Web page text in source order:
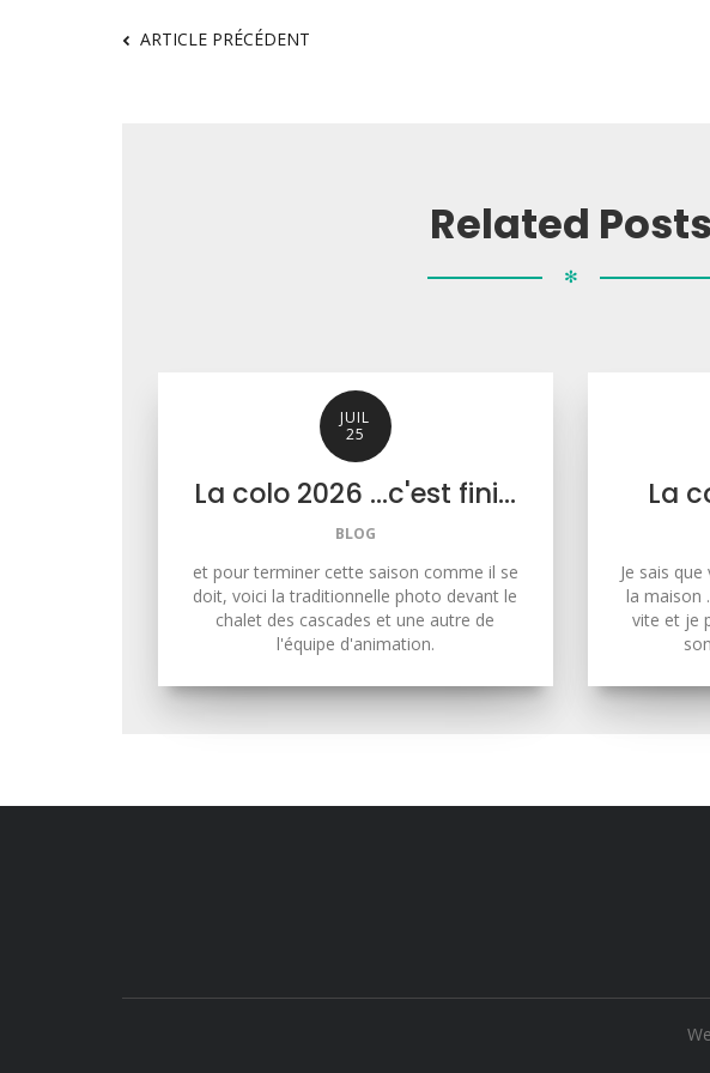
ARTICLE PRÉCÉDENT
Related Posts
✻
JUIL
25
La colo 2026 ...c'est fini...
BLOG
et pour terminer cette saison comme il se
doit, voici la traditionnelle photo devant le
chalet des cascades et une autre de
l'équipe d'animation.
La
Je sais
la maison
vite et je